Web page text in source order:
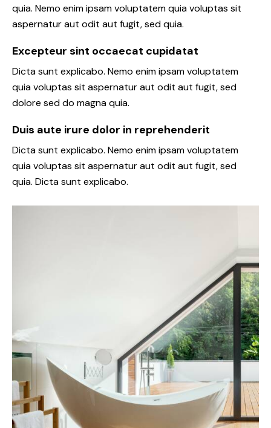
quia. Nemo enim ipsam voluptatem quia voluptas sit
aspernatur aut odit aut fugit, sed quia.
Excepteur sint occaecat cupidatat
Dicta sunt explicabo. Nemo enim ipsam voluptatem
quia voluptas sit aspernatur aut odit aut fugit, sed
dolore sed do magna quia.
Duis aute irure dolor in reprehenderit
Dicta sunt explicabo. Nemo enim ipsam voluptatem
quia voluptas sit aspernatur aut odit aut fugit, sed
quia. Dicta sunt explicabo.